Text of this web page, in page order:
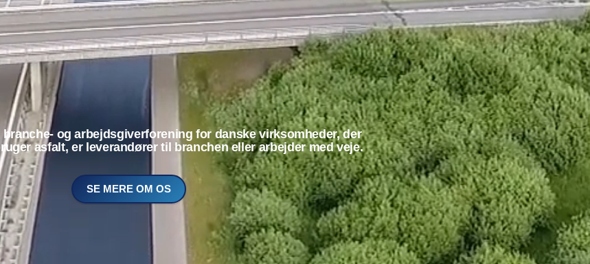
og arbejdsgiverforening for danske virksomheder, der
asfalt, er leverandører til branchen eller arbejder med veje.
SE MERE OM OS